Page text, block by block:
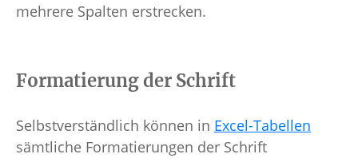
mehrere Spalten erstrecken.
Formatierung der Schrift
Selbstverständlich können in Excel-Tabellen
sämtliche Formatierungen der Schrift